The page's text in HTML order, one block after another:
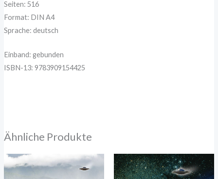
Seiten: 516
Format: DIN A4
Sprache: deutsch
Einband: gebunden
ISBN-13: 9783909154425
Ähnliche Produkte